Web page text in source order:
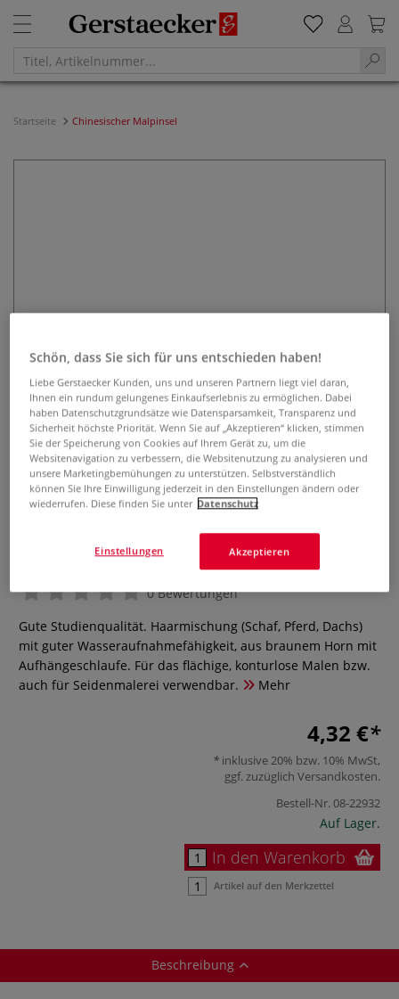
Startseite Chinesischer Malpinsel
Chinesischer Malpinsel
0 Bewertungen
Gute Studienqualität. Haarmischung (Schaf, Pferd, Dachs)
mit guter Wasseraufnahmefähigkeit, aus braunem Horn mit
Aufhängeschlaufe. Für das flächige, konturlose Malen bzw.
auch für Seidenmalerei verwendbar.
Mehr
4,32 €
inklusive 20% bzw. 10% MwSt,
ggf. zuzüglich Versandkosten.
Bestell-Nr.08-22932
Auf Lager.
In den Warenkorb
Artikel auf den Merkzettel
Beschreibung
Schön, dass Sie sich für uns entschieden haben!
Liebe Gerstaecker Kunden, uns und unseren Partnern liegt viel daran,
Ihnen ein rundum gelungenes Einkaufserlebnis zu ermöglichen. Dabei
haben Datenschutzgrundsätze wie Datensparsamkeit, Transparenz und
Sicherheit höchste Priorität. Wenn Sie auf „Akzeptieren“ klicken, stimmen
Sie der Speicherung von Cookies auf Ihrem Gerät zu, um die
Websitenavigation zu verbessern, die Websitenutzung zu analysieren und
unsere Marketingbemühungen zu unterstützen. Selbstverständlich
können Sie Ihre Einwilligung jederzeit in den Einstellungen ändern oder
wiederrufen. Diese finden Sie unter Datenschutz
Akzeptieren
Einstellungen